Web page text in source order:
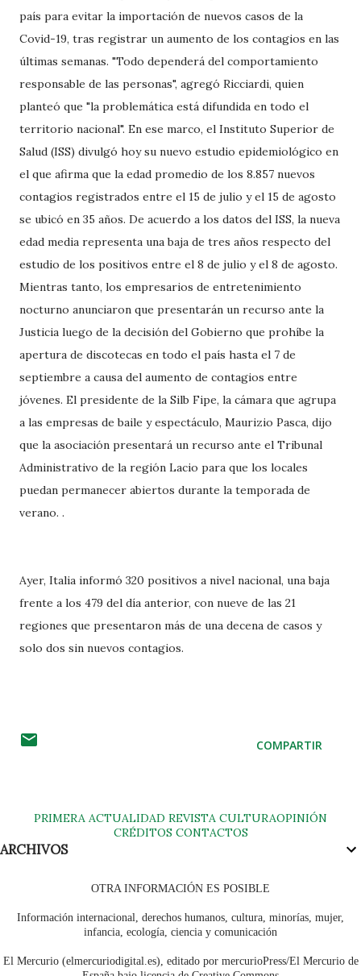
país para evitar la importación de nuevos casos de la
Covid-19, tras registrar un aumento de los contagios en las
últimas semanas. "Todo dependerá del comportamiento
responsable de las personas", agregó Ricciardi, quien
planteó que "la problemática está difundida en todo el
territorio nacional". En ese marco, el Instituto Superior de
Salud (ISS) divulgó hoy su nuevo estudio epidemiológico en
el que afirma que la edad promedio de los 8.857 nuevos
contagios registrados entre el 15 de julio y el 15 de agosto
se ubicó en 35 años. De acuerdo a los datos del ISS, la nueva
edad media representa una baja de tres años respecto del
estudio de los positivos entre el 8 de julio y el 8 de agosto.
Mientras tanto, los empresarios de entretenimiento
nocturno anunciaron que presentarán un recurso ante la
Justicia luego de la decisión del Gobierno que prohíbe la
apertura de discotecas en todo el país hasta el 7 de
septiembre a causa del aumento de contagios entre
jóvenes. El presidente de la Silb Fipe, la cámara que agrupa
a las empresas de baile y espectáculo, Maurizio Pasca, dijo
que la asociación presentará un recurso ante el Tribunal
Administrativo de la región Lacio para que los locales
puedan permanecer abiertos durante la temporada de
verano. .
Ayer, Italia informó 320 positivos a nivel nacional, una baja
frente a los 479 del día anterior, con nueve de las 21
regiones que presentaron más de una decena de casos y
solo dos sin nuevos contagios.
COMPARTIR
PRIMERA ACTUALIDAD REVISTA CULTURAOPINIÓN
CRÉDITOSCONTACTOS
ARCHIVOS
OTRA INFORMACIÓN ES POSIBLE
Información internacional, derechos humanos, cultura, minorías, mujer,
infancia, ecología, ciencia y comunicación
El Mercurio (elmercuriodigital.es), editado por mercurioPress/El Mercurio de